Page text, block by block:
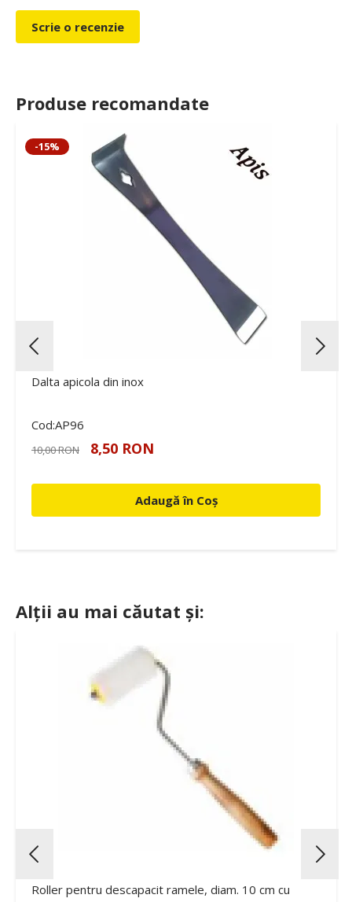
Scrie o recenzie
Produse recomandate
-15%
Dalta apicola din inox
Cod:AP96
10,00 RON 8,50 RON
Adaugă în Coș
Alții au mai căutat și:
Roller pentru descapacit ramele, diam. 10 cm cu